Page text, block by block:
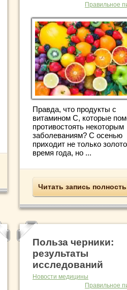
Правильное
Правда, что продукты с
витамином С, которые
противостоять некоторым
заболеваниям? С осенью
приходит не только
время года, но ...
Читать запись
Польза черники:
результаты
исследований
Новости медицины
Правильное